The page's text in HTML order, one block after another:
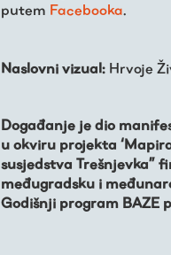
putem Facebooka.
Naslovni vizual: Hrvoje
Događanje je dio
u okviru projekta
susjedstva Trešnjevka”
međugradsku i
Godišnji program BAZE